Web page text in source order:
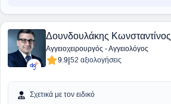
Δουνδουλάκης Κωνσταντίνος
Αγγειοχειρουργός - Αγγειολόγος
9.9|52 αξιολογήσεις
Σχετικά με τον ειδικό